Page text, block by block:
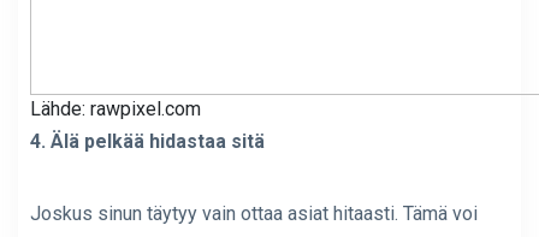
Lähde: rawpixel.com
4. Älä pelkää hidastaa sitä
Joskus sinun täytyy vain ottaa asiat hitaasti. Tämä voi